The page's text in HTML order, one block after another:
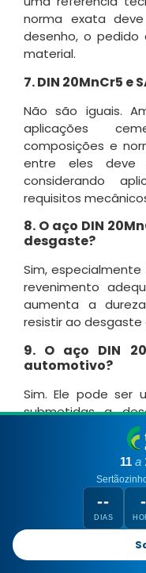
norma exata
desenho, o
material.
7. DIN 20MnCr5 e
Não são iguais.
aplicações
composições e
entre eles deve
considerando
requisitos
8. O aço DIN
desgaste?
Sim,
revenimento
aumenta a
resistir ao
9. O aço DIN
automotivo?
Sim. Ele pode ser
submetidas a
como
10. Como
segurança?
O ideal é informar
de fornecimento,
aplicação e
11 a
--
DIAS